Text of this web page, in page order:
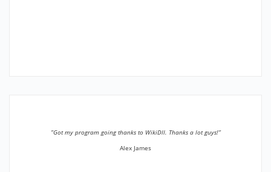
”Got my program going thanks to WikiDll. Thanks a lot guys!”
Alex James